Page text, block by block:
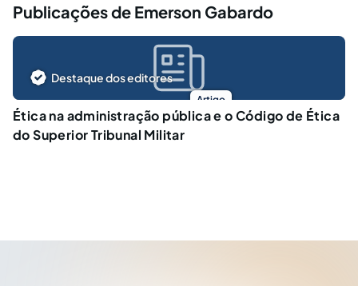
Publicações de Emerson Gabardo
Artigo
Destaque dos editores
Ética na administração pública e o Código de Ética
do Superior Tribunal Militar